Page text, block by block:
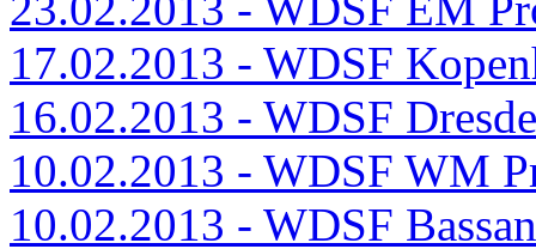
17.02.2013 - WDSF
16.02.2013 - WDSF
10.02.2013 - WDSF WM
10.02.2013 - WDSF